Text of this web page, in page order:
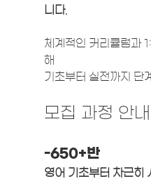
니다.
체계적인 커리큘럼과
해
기초부터 실전까지 단
모집 과정 안내
-650+반
영어 기초부터 차근히